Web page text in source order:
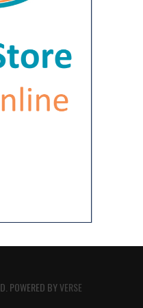
POWERED BYVERSE